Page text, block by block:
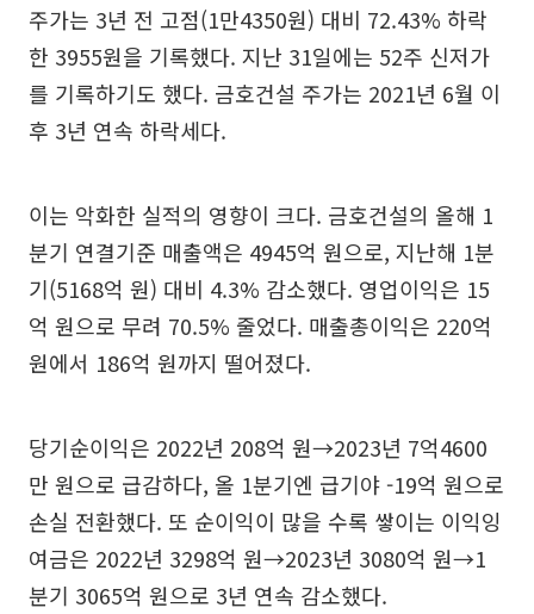
주가는 3년 전 고점(1만4350원) 대비 72.43% 하락
한 3955원을 기록했다. 지난 31일에는 52주 신저가
를 기록하기도 했다. 금호건설 주가는 2021년 6월 이
후 3년 연속 하락세다.
이는 악화한 실적의 영향이 크다. 금호건설의 올해 1
분기 연결기준 매출액은 4945억 원으로, 지난해 1분
기(5168억 원) 대비 4.3% 감소했다. 영업이익은 15
억 원으로 무려 70.5% 줄었다. 매출총이익은 220억
원에서 186억 원까지 떨어졌다.
당기순이익은 2022년 208억 원→2023년 7억4600
만 원으로 급감하다, 올 1분기엔 급기야 -19억 원으로
손실 전환했다. 또 순이익이 많을 수록 쌓이는 이익잉
여금은 2022년 3298억 원→2023년 3080억 원→1
분기 3065억 원으로 3년 연속 감소했다.